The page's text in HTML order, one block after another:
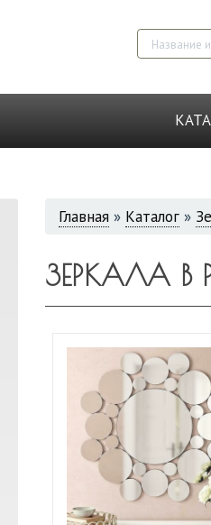
ВЫ
ЗДЕСЬ
Главная » Каталог »
ЗЕРКАЛА В